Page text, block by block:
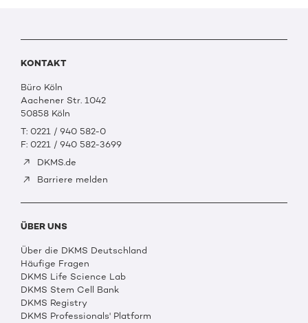
KONTAKT
Büro Köln
Aachener Str. 1042
50858 Köln
T: 0221 / 940 582-0
F: 0221 / 940 582-3699
DKMS.de
Barriere melden
ÜBER UNS
Über die DKMS Deutschland
Häufige Fragen
DKMS Life Science Lab
DKMS Stem Cell Bank
DKMS Registry
DKMS Professionals' Platform